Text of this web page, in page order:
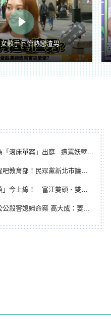
歌手品怡熱戀渣男
單案」出庭...遭罵妖孽下地獄 張淑娟批：舌頭殺人有罪
！民眾黨新北市議員參選人提出校園反毒防線升級政見
上線！ 富江雙頭、雙一、人頭氣球全登場
害媳婦命案 高大成：要害殺多刀顯示怨恨深